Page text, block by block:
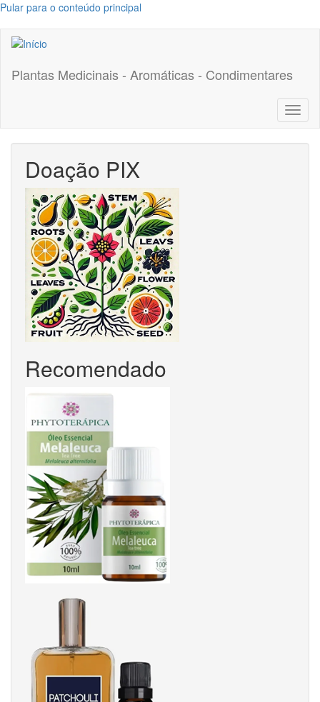
Pular para o conteúdo principal
Plantas Medicinais - Aromáticas - Condimentares
Doação PIX
Recomendado